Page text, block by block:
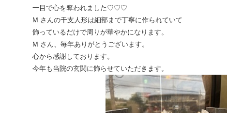
一目で心を奪われました♡♡♡
M さんの干支人形は細部まで丁寧に作られていて
飾っているだけで周りが華やかになります。
M さん、毎年ありがとうございます。
心から感謝しております。
今年も当院の玄関に飾らせていただきます。